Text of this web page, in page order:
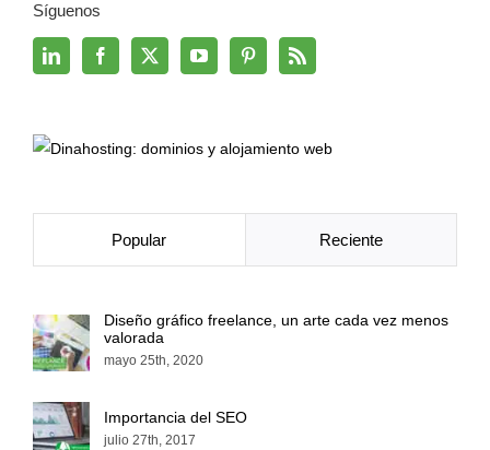
Síguenos
Popular Reciente
Diseño gráfico freelance, un arte cada vez menos
valorada
mayo 25th, 2020
Importancia del SEO
julio 27th, 2017